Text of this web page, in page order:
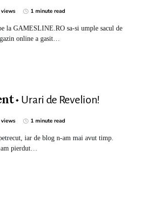
1 minute read
la GAMESLINE.RO sa-si umple sacul de
online a gasit…
Urari de Revelion!
1 minute read
iar de blog n-am mai avut timp.
am pierdut…